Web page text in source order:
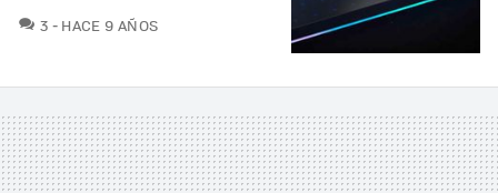
3 COMENTARIOS
HACE 9 AÑOS